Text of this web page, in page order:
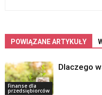
POWIĄZANE ARTYKUŁY
Finanse dla
przedsiębiorców
Dlaczego